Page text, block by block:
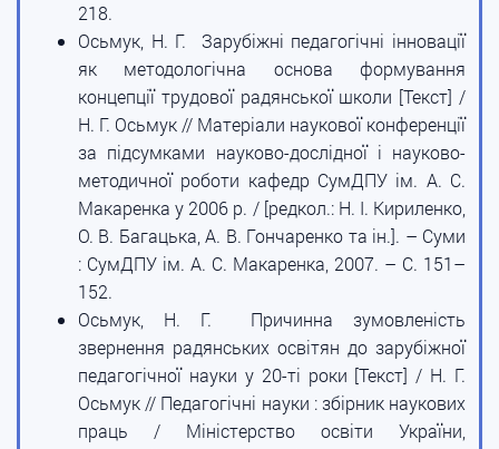
218.
Осьмук, Н. Г. Зарубіжні педагогічні інновації
як методологічна основа формування
концепції трудової радянської школи [Текст] /
Н. Г. Осьмук // Матеріали наукової конференції
за підсумками науково-дослідної і науково-
методичної роботи кафедр СумДПУ ім. А. С.
Макаренка у 2006 р. / [редкол.: Н. І. Кириленко,
О. В. Багацька, А. В. Гончаренко та ін.]. – Суми
: СумДПУ ім. А. С. Макаренка, 2007. – С. 151–
152.
Осьмук, Н. Г. Причинна зумовленість
звернення радянських освітян до зарубіжної
педагогічної науки у 20-ті роки [Текст] / Н. Г.
Осьмук // Педагогічні науки : збірник наукових
праць / Міністерство освіти України,